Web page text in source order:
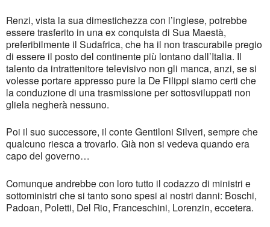
Renzi, vista la sua dimestichezza con l’inglese, potrebbe
essere trasferito in una ex conquista di Sua Maestà,
preferibilmente il Sudafrica, che ha il non trascurabile pregio
di essere il posto del continente più lontano dall’Italia. Il
talento da intrattenitore televisivo non gli manca, anzi, se si
volesse portare appresso pure la De Filippi siamo certi che
la conduzione di una trasmissione per sottosviluppati non
gliela negherà nessuno.
Poi il suo successore, il conte Gentiloni Silveri, sempre che
qualcuno riesca a trovarlo. Già non si vedeva quando era
capo del governo…
Comunque andrebbe con loro tutto il codazzo di ministri e
sottoministri che si tanto sono spesi ai nostri danni: Boschi,
Padoan, Poletti, Del Rio, Franceschini, Lorenzin, eccetera.